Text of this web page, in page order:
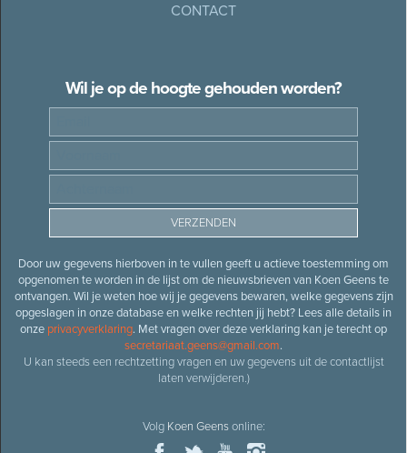
CONTACT
Wil je op de hoogte gehouden worden?
Door uw gegevens hierboven in te vullen geeft u actieve toestemming om
opgenomen te worden in de lijst om de nieuwsbrieven van Koen Geens te
ontvangen. Wil je weten hoe wij je gegevens bewaren, welke gegevens zijn
opgeslagen in onze database en welke rechten jij hebt? Lees alle details in
onze privacyverklaring. Met vragen over deze verklaring kan je terecht op
secretariaat.geens@gmail.com.
U kan steeds een rechtzetting vragen en uw gegevens uit de contactlijst
laten verwijderen.)
Volg Koen Geensonline: